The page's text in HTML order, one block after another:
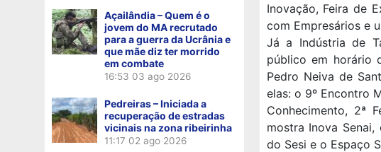
Açailândia – Quem é o
jovem do MA recrutado
para a guerra da Ucrânia e
que mãe diz ter morrido
em combate
16:53 03 ago 2026
Pedreiras – Iniciada a
recuperação de estradas
vicinais na zona ribeirinha
11:17 02 ago 2026
Inovação, Feira de
com Empresários e
Já a Indústria de
público em horário
Pedro Neiva de
elas: o 9º Encontro
Conhecimento, 2ª
mostra Inova
do Sesi e o Espaço